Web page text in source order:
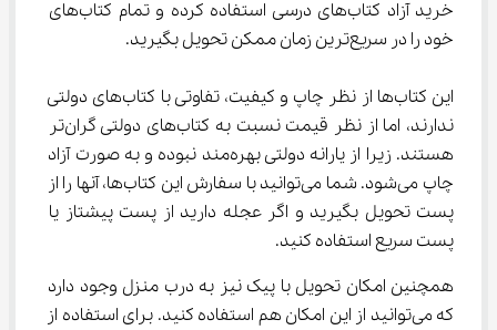
خرید آزاد کتاب‌های درسی استفاده کرده و تمام کتاب‌های
خود را در سریع‌ترین زمان ممکن تحویل بگیرید.
این کتاب‌ها از نظر چاپ و کیفیت، تفاوتی با کتاب‌های دولتی
ندارند، اما از نظر قیمت نسبت به کتاب‌های دولتی گران‌تر
هستند. زیرا از یارانه دولتی بهره‌مند نبوده و به صورت آزاد
چاپ می‌شود. شما می‌توانید با سفارش این کتاب‌ها، آنها را از
پست تحویل بگیرید و اگر عجله دارید از پست پیشتاز یا
پست سریع استفاده کنید.
همچنین امکان تحویل با پیک نیز به درب منزل وجود دارد
که می‌توانید از این امکان هم استفاده کنید. برای استفاده از